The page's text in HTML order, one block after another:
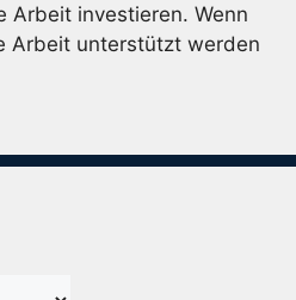
Arbeit investieren. Wenn
Arbeit unterstützt werden